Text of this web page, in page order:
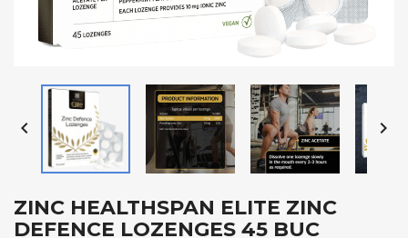
 
ZINC HEALTHSPAN ELITE ZINC
DEFENCE LOZENGES 45 BUC